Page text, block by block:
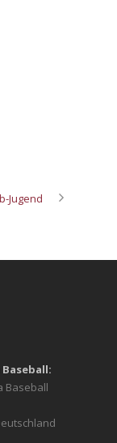
Jugend
Baseball